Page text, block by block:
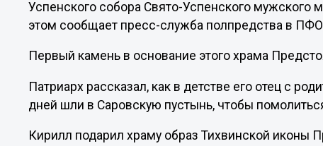
Успенского собора Свято-Успенского
этом сообщает пресс-служба полпредства в
Первый камень в основание этого храма
Патриарх рассказал, как в детстве его отец с
дней шли в Саровскую пустынь, чтобы
Кирилл подарил храму образ Тихвинской иконы